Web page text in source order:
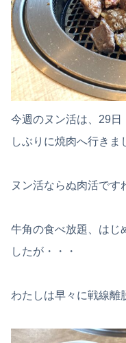
今週のヌン活は、29日
しぶりに焼肉へ行きま
ヌン活ならぬ肉活です
牛角の食べ放題、はじ
したが・・・
わたしは早々に戦線離